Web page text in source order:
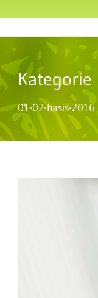
Kategorie
01-02-basis-2016